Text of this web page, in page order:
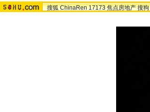
搜狐 ChinaRen 17173 焦点房地产 搜狗